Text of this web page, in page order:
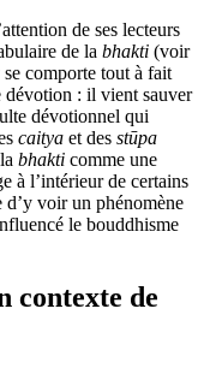
de ses lecteurs
de la bhakti (voir
se comporte tout à fait
dévotion : il vient sauver
dévotionnel qui
caitya et des stūpa
bhakti comme une
à l’intérieur de certains
d’y voir un phénomène
le bouddhisme
contexte de